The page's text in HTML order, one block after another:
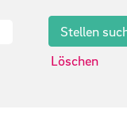
Löschen